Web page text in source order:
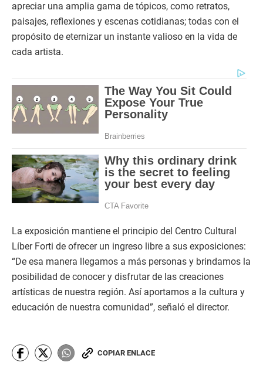
apreciar una amplia gama de tópicos, como retratos,
paisajes, reflexiones y escenas cotidianas; todas con el
propósito de eternizar un instante valioso en la vida de
cada artista.
La exposición mantiene el principio del Centro Cultural
Líber Forti de ofrecer un ingreso libre a sus exposiciones:
“De esa manera llegamos a más personas y brindamos la
posibilidad de conocer y disfrutar de las creaciones
artísticas de nuestra región. Así aportamos a la cultura y
educación de nuestra comunidad”, señaló el director.
COPIAR ENLACE